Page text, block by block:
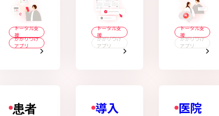
トータル支
援
かかりつけ
アプリ
トータル支
援
かかりつけ
アプリ
トータル支
援
かかりつけ
アプリ
患者
導入
医院